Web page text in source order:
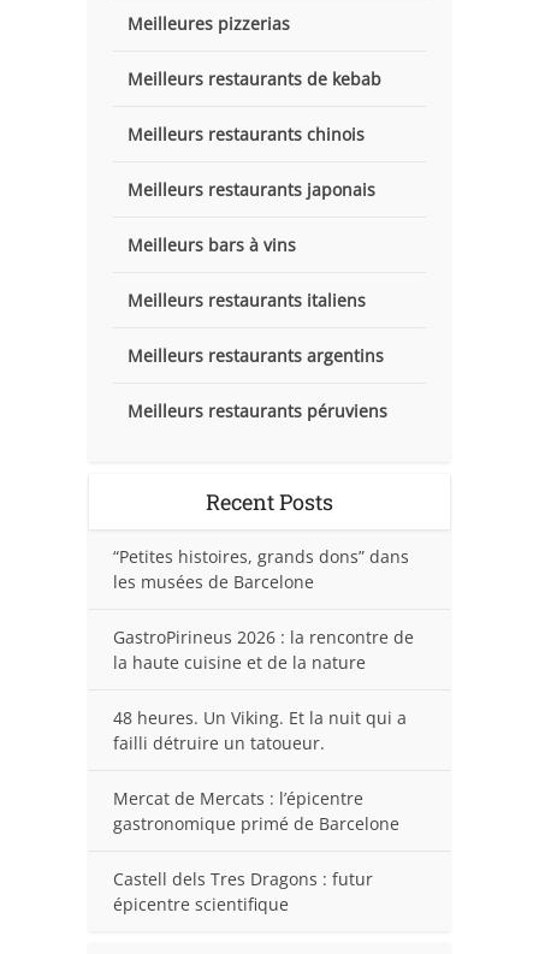
Meilleures pizzerias
Meilleurs restaurants de kebab
Meilleurs restaurants chinois
Meilleurs restaurants japonais
Meilleurs bars à vins
Meilleurs restaurants italiens
Meilleurs restaurants argentins
Meilleurs restaurants péruviens
Recent Posts
“Petites histoires, grands dons” dans
les musées de Barcelone
GastroPirineus 2026 : la rencontre de
la haute cuisine et de la nature
48 heures. Un Viking. Et la nuit qui a
failli détruire un tatoueur.
Mercat de Mercats : l’épicentre
gastronomique primé de Barcelone
Castell dels Tres Dragons : futur
épicentre scientifique